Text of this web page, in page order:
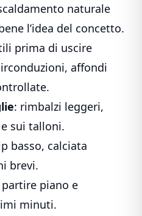
naturale
l’idea del concetto.
prima di uscire
affondi
: rimbalzi leggeri,
sui talloni.
basso, calciata
brevi.
partire piano e
minuti.